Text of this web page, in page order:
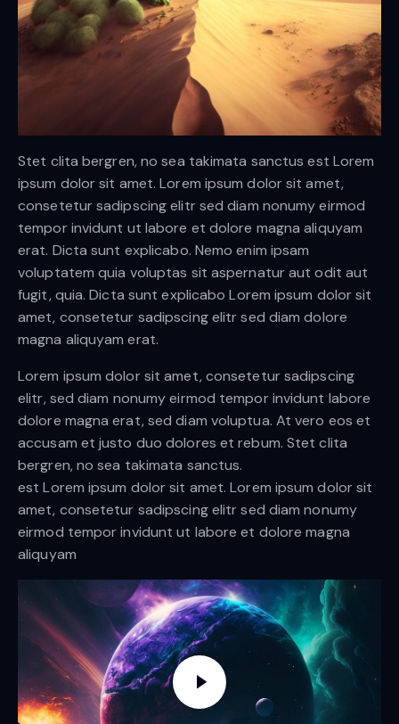
Stet clita bergren, no sea takimata sanctus est Lorem
ipsum dolor sit amet. Lorem ipsum dolor sit amet,
consetetur sadipscing elitr sed diam nonumy eirmod
tempor invidunt ut labore et dolore magna aliquyam
erat. Dicta sunt explicabo. Nemo enim ipsam
voluptatem quia voluptas sit aspernatur aut odit aut
fugit, quia. Dicta sunt explicabo Lorem ipsum dolor sit
amet, consetetur sadipscing elitr sed diam dolore
magna aliquyam erat.
Lorem ipsum dolor sit amet, consetetur sadipscing
elitr, sed diam nonumy eirmod tempor invidunt labore
dolore magna erat, sed diam voluptua. At vero eos et
accusam et justo duo dolores et rebum. Stet clita
bergren, no sea takimata sanctus.
est Lorem ipsum dolor sit amet. Lorem ipsum dolor sit
amet, consetetur sadipscing elitr sed diam nonumy
eirmod tempor invidunt ut labore et dolore magna
aliquyam